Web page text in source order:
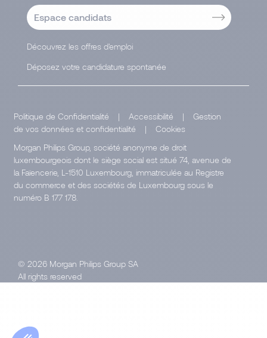
Espace candidats
Découvrez les offres d'emploi
Déposez votre candidature spontanée
Politique de Confidentialité | Accessibilité |
Gestion
de vos données et confidentialité
|
Cookies
Morgan Philips Group, société anonyme de droit
luxembourgeois dont le siège social est situé 74, avenue de
la Faïencerie, L-1510 Luxembourg, immatriculée au Registre
du commerce et des sociétés de Luxembourg sous le
numéro B 177 178.
© 2026 Morgan Philips Group SA
All rights reserved